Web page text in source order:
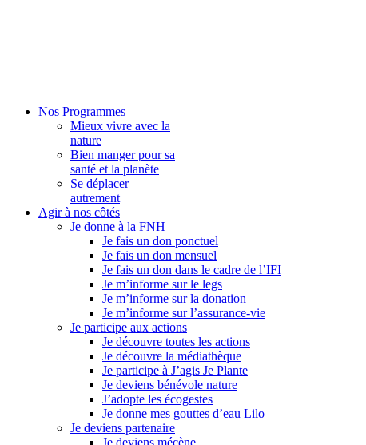
Nos Programmes
Mieux vivre avec la
nature
Bien manger pour sa
santé et la planète
Se déplacer
autrement
Agir à nos côtés
Je donne à la FNH
Je fais un don ponctuel
Je fais un don mensuel
Je fais un don dans le cadre de l’IFI
Je m’informe sur le legs
Je m’informe sur la donation
Je m’informe sur l’assurance-vie
Je participe aux actions
Je découvre toutes les actions
Je découvre la médiathèque
Je participe à J’agis Je Plante
Je deviens bénévole nature
J’adopte les écogestes
Je donne mes gouttes d’eau Lilo
Je deviens partenaire
Je deviens mécène